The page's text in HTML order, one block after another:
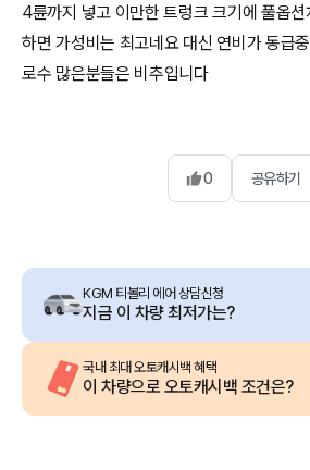
4륜까지 넣고 이만한 트렁크 크기에 풀옵
하면 가성비는 최고네요 대신 연비가 동급
로수 많은분들은 비추입니다
0 공유하기
KGM 티볼리 에어 상담신청
지금 이 차량 최저가는?
국내 최대 오토캐시백 혜택
이 차량으로 오토캐시백 조건은?